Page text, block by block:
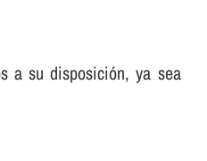
a su disposición, ya sea